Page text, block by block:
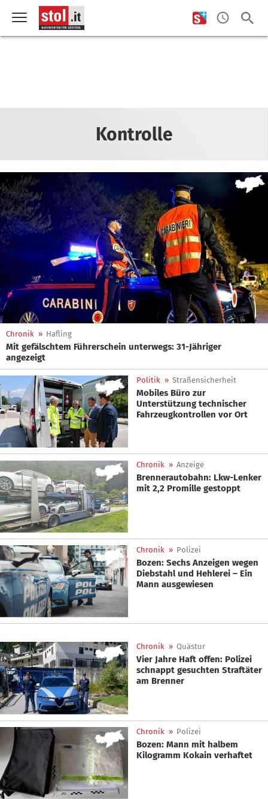
Kontrolle
Chronik » Hafling
Mit gefälschtem Führerschein unterwegs: 31-Jähriger
angezeigt
Politik » Straßensicherheit
Mobiles Büro zur
Unterstützung technischer
Fahrzeugkontrollen vor Ort
Chronik » Anzeige
Brennerautobahn: Lkw-Lenker
mit 2,2 Promille gestoppt
Chronik » Polizei
Bozen: Sechs Anzeigen wegen
Diebstahl und Hehlerei – Ein
Mann ausgewiesen
Chronik » Quästur
Vier Jahre Haft offen: Polizei
schnappt gesuchten Straftäter
am Brenner
Chronik » Polizei
Bozen: Mann mit halbem
Kilogramm Kokain verhaftet